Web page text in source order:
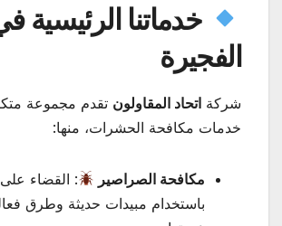
خدماتنا الرئيسية
الفجيرة
شركة اتحاد المقاولون تقدم مجموعة
خدمات مكافحة الحشرات، منها:
مكافحة الصراصير
: القضاء
باستخدام مبيدات حديثة وطرق